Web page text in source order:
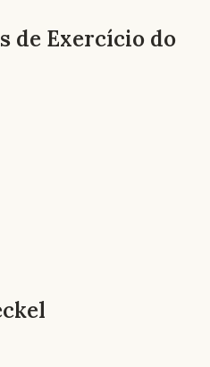
de Exercício do